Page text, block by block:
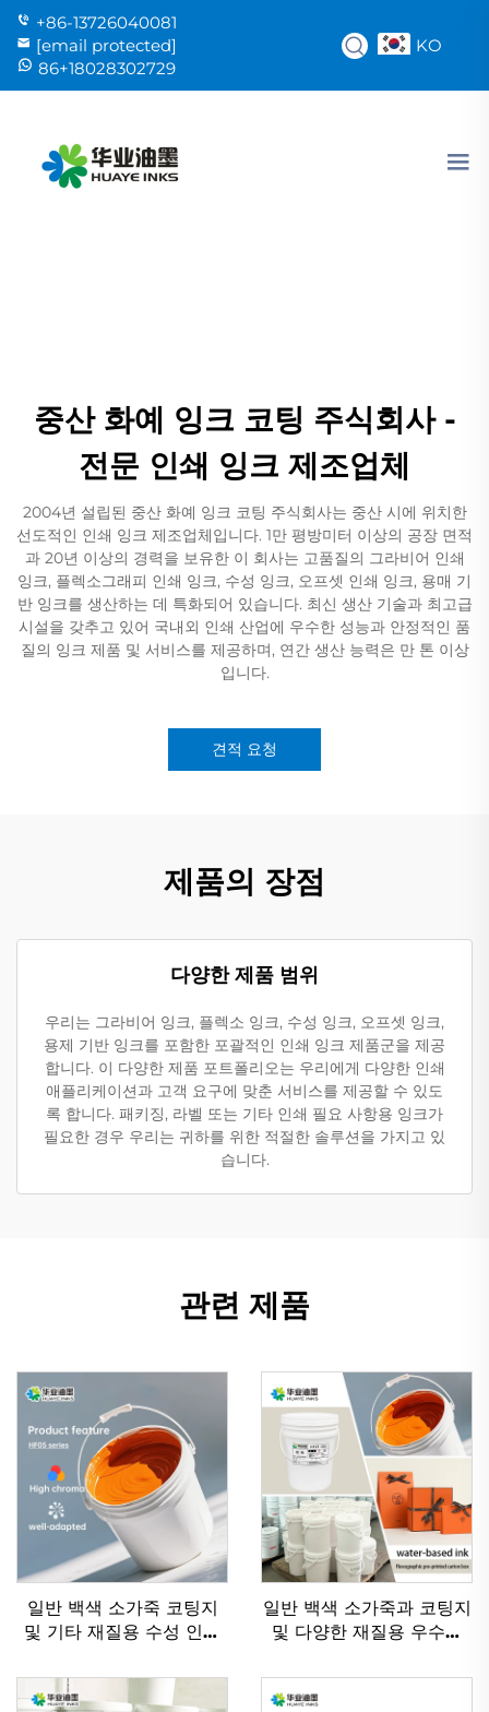
+86-13726040081
[email protected]
86+18028302729
KO
중산 화예 잉크 코팅 주식회사 -
전문 인쇄 잉크 제조업체
2004년 설립된 중산 화예 잉크 코팅 주식회사는 중산 시에 위치한
선도적인 인쇄 잉크 제조업체입니다. 1만 평방미터 이상의 공장 면적
과 20년 이상의 경력을 보유한 이 회사는 고품질의 그라비어 인쇄
잉크, 플렉소그래피 인쇄 잉크, 수성 잉크, 오프셋 인쇄 잉크, 용매 기
반 잉크를 생산하는 데 특화되어 있습니다. 최신 생산 기술과 최고급
시설을 갖추고 있어 국내외 인쇄 산업에 우수한 성능과 안정적인 품
질의 잉크 제품 및 서비스를 제공하며, 연간 생산 능력은 만 톤 이상
입니다.
견적 요청
제품의 장점
다양한 제품 범위
우리는 그라비어 잉크, 플렉소 잉크, 수성 잉크, 오프셋 잉크,
용제 기반 잉크를 포함한 포괄적인 인쇄 잉크 제품군을 제공
합니다. 이 다양한 제품 포트폴리오는 우리에게 다양한 인쇄
애플리케이션과 고객 요구에 맞춘 서비스를 제공할 수 있도
록 합니다. 패키징, 라벨 또는 기타 인쇄 필요 사항용 잉크가
필요한 경우 우리는 귀하를 위한 적절한 솔루션을 가지고 있
습니다.
관련 제품
일반 백색 소가죽 코팅지
및 기타 재질용 수성 인쇄
일반 백색 소가죽과 코팅지
및 다양한 재질용 우수한